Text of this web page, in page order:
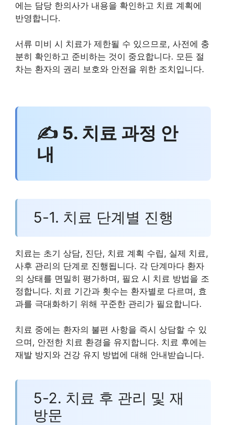
에는 담당 한의사가 내용을 확인하고 치료 계획에
반영합니다.
서류 미비 시 치료가 제한될 수 있으므로, 사전에 충
분히 확인하고 준비하는 것이 중요합니다. 모든 절
차는 환자의 권리 보호와 안전을 위한 조치입니다.
✍ 5. 치료 과정 안
내
5-1. 치료 단계별 진행
치료는 초기 상담, 진단, 치료 계획 수립, 실제 치료,
사후 관리의 단계로 진행됩니다. 각 단계마다 환자
의 상태를 면밀히 평가하며, 필요 시 치료 방법을 조
정합니다. 치료 기간과 횟수는 환자별로 다르며, 효
과를 극대화하기 위해 꾸준한 관리가 필요합니다.
치료 중에는 환자의 불편 사항을 즉시 상담할 수 있
으며, 안전한 치료 환경을 유지합니다. 치료 후에는
재발 방지와 건강 유지 방법에 대해 안내받습니다.
5-2. 치료 후 관리 및 재
방문